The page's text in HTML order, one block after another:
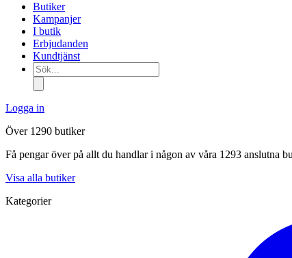
Butiker
Kampanjer
I butik
Erbjudanden
Kundtjänst
Sök...
Logga in
Över 1290 butiker
Få pengar över på allt du handlar i någon av våra 1293 anslutna
Visa alla butiker
Kategorier